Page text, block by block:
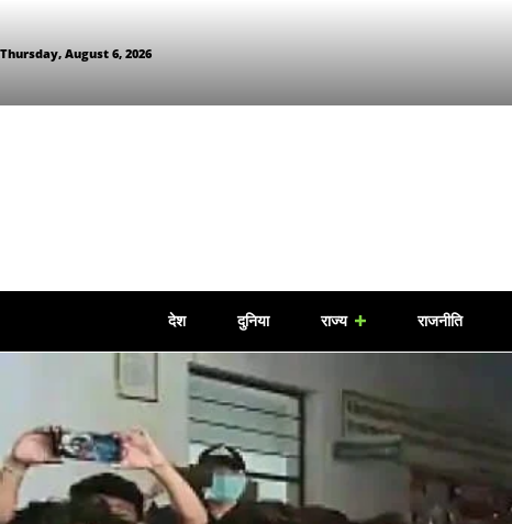
Thursday, August 6, 2026
देश दुनिया राज्य राजनीति